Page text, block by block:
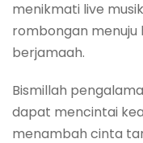
menikmati live
rombongan
berjamaah.
Bismillah
dapat mencintai
menambah cinta